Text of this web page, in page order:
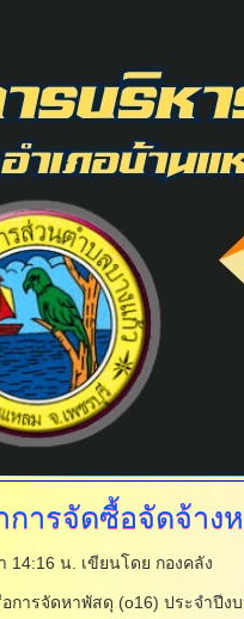
การจัดซื้อจัดจ้าง
14:16 น. เขียนโดย กองคลัง
การจัดหาพัสดุ (o16) ประจำปีง